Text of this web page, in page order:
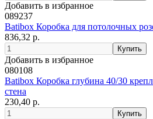
Добавить в избранное
089237
Batibox Коробка для потолочных
836,32 р.
Добавить в избранное
080108
Batibox Коробка глубина 40/30
стена
230,40 р.